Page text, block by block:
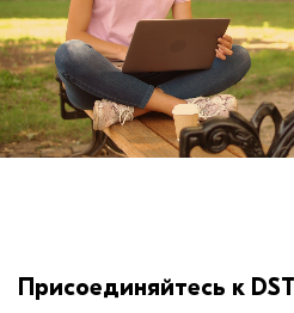
Присоединяйтесь к